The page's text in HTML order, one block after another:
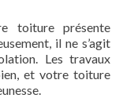
toiture présente
il ne s’agit
Les travaux
et votre toiture